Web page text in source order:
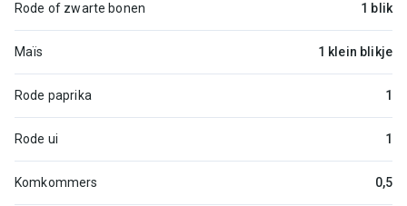
Rode of zwarte bonen 1 blik
Maïs 1 klein blikje
Rode paprika 1
Rode ui 1
Komkommers 0,5